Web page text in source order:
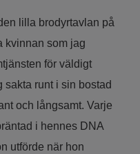
lilla brodyrtavlan på
kvinnan som jag
för väldigt
sakta runt i sin bostad
och långsamt. Varje
i hennes DNA
utförde när hon